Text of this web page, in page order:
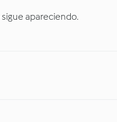
apareciendo.